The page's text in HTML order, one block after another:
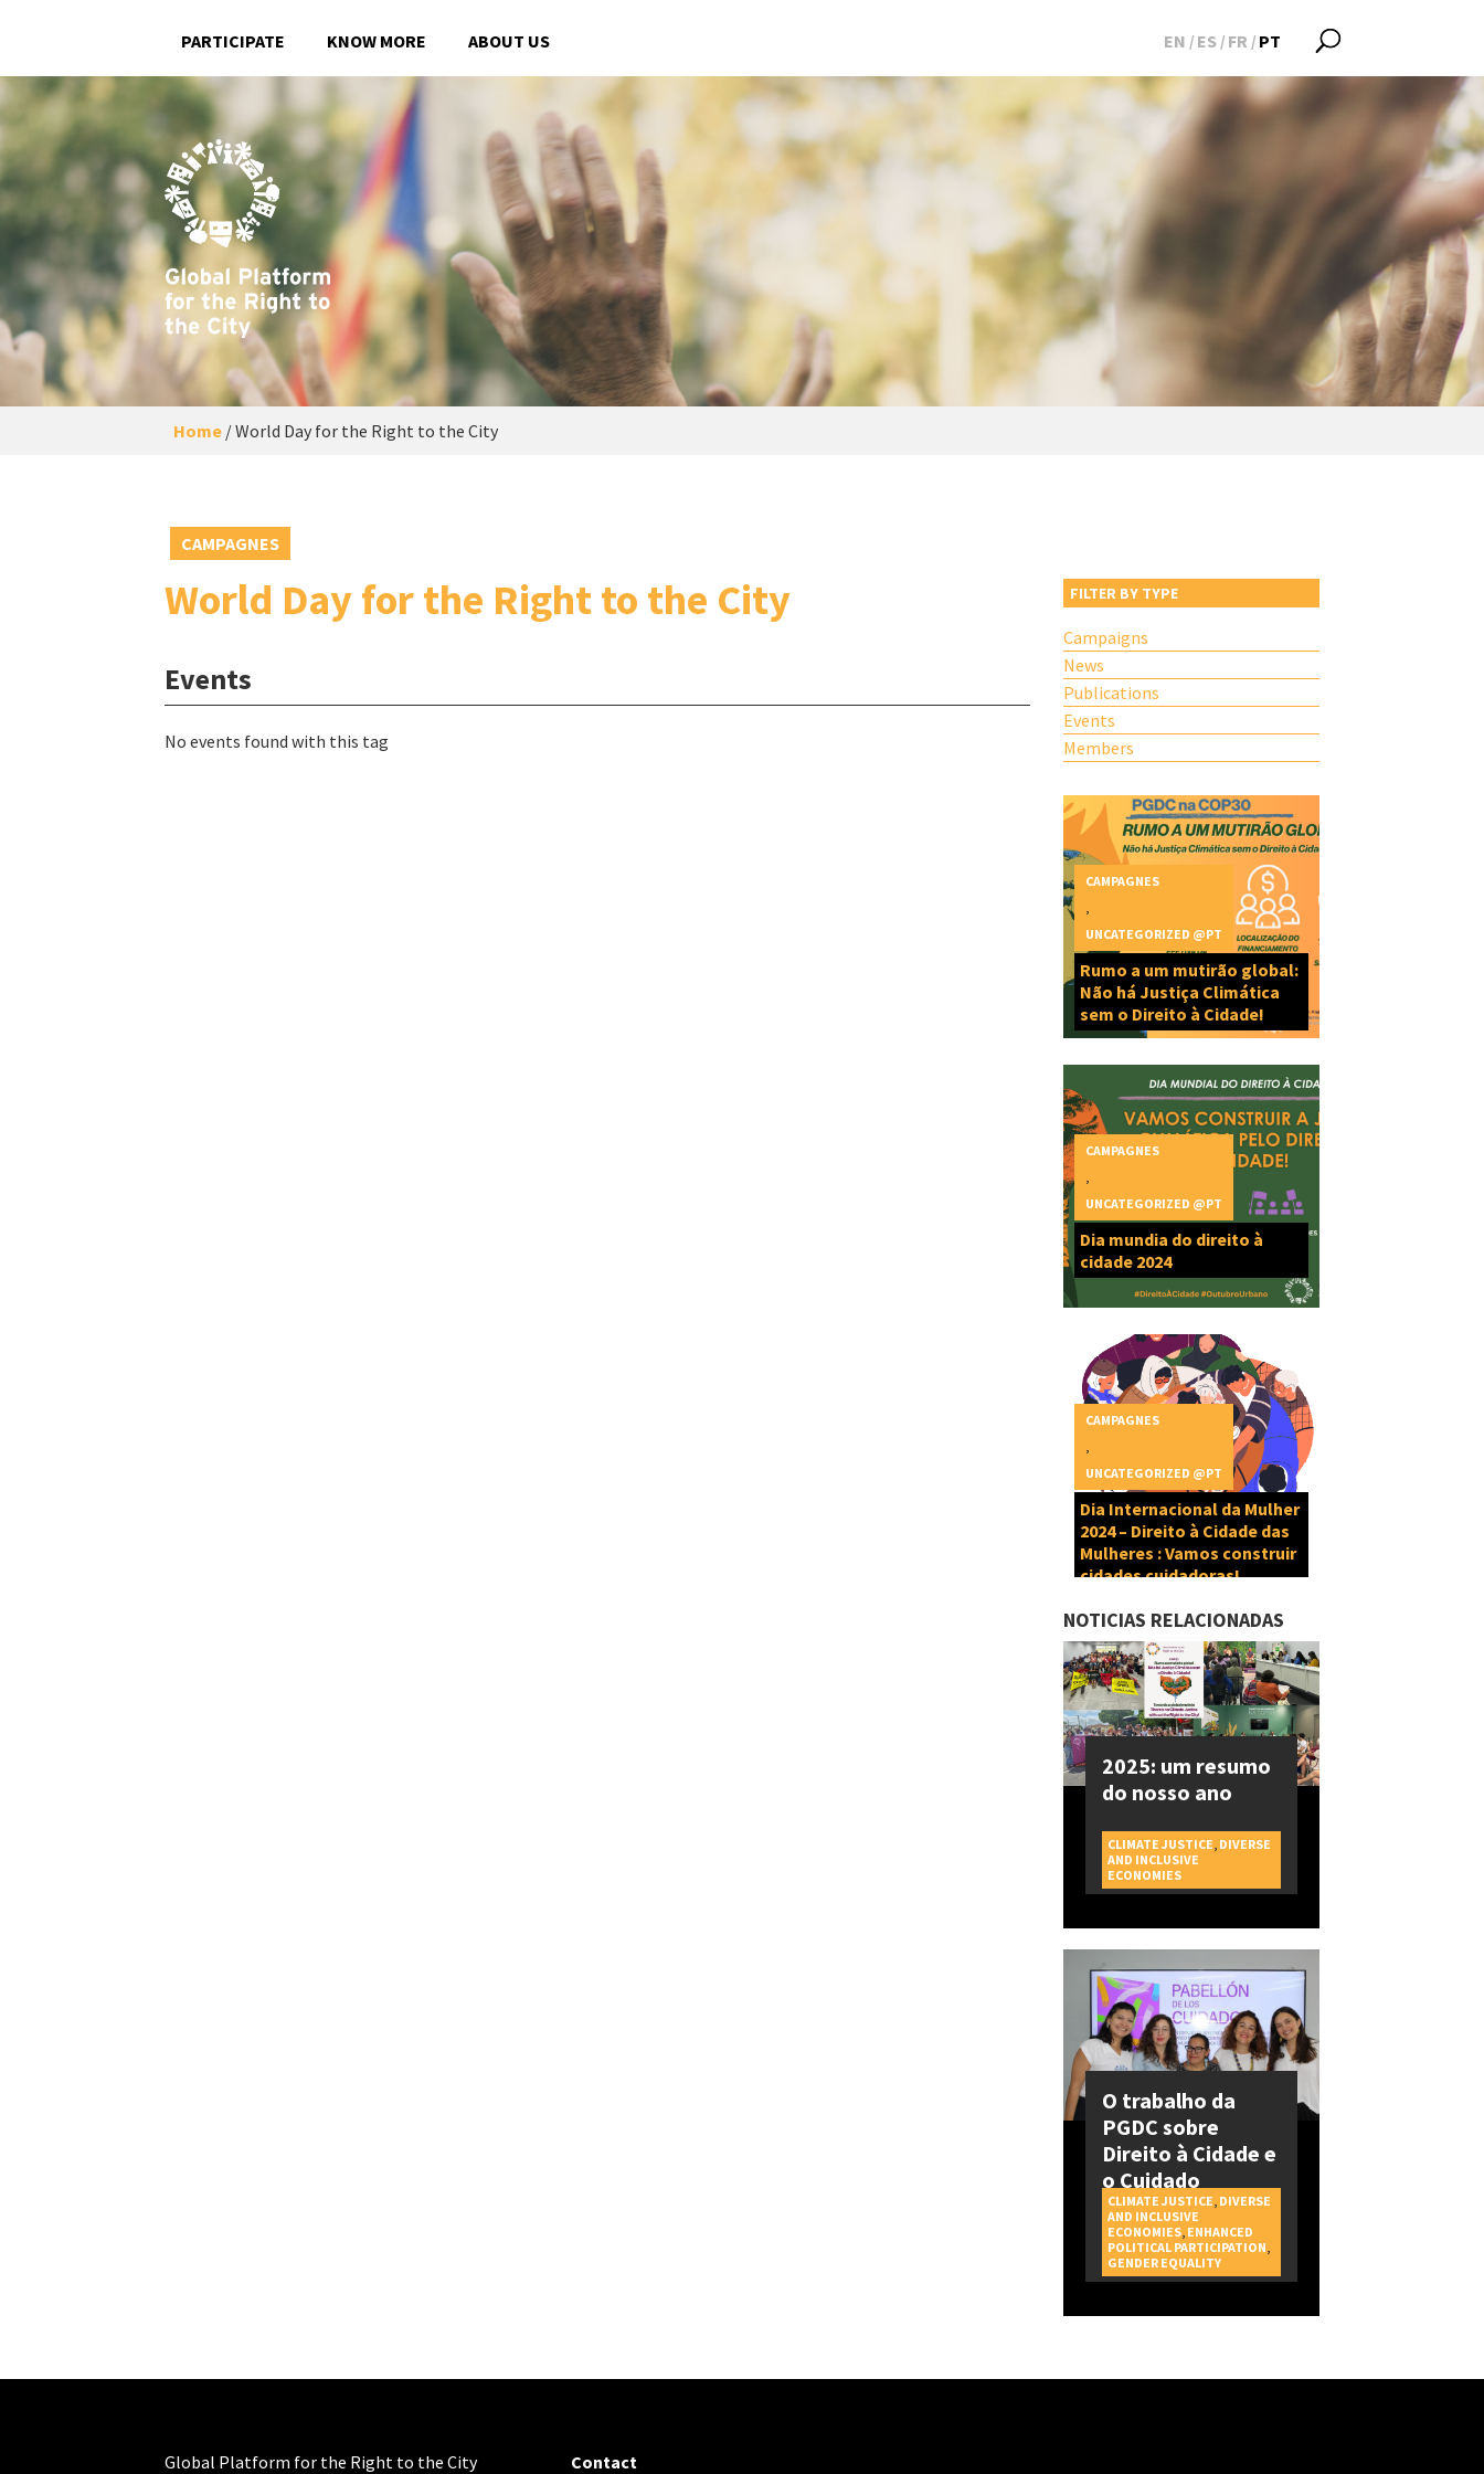
PARTICIPATE KNOW MORE ABOUT US EN ES FR PT
Home /World Day for the Right to the City
CAMPAGNES
World Day for the Right to the City
Events
No events found with this tag
FILTER BY TYPE
Campaigns
News
Publications
Events
Members
Rumo a um mutirão global:
Não há Justiça Climática
sem o Direito à Cidade!
CAMPAGNES
UNCATEGORIZED @PT
Dia mundia do direito à
cidade 2024
CAMPAGNES
UNCATEGORIZED @PT
Dia Internacional da Mulher
2024 – Direito à Cidade das
Mulheres : Vamos construir
cidades cuidadoras!
CAMPAGNES
UNCATEGORIZED @PT
NOTICIAS RELACIONADAS
2025: um resumo
do nosso ano
CAMPAGNES
CLIMATE JUSTICE, DIVERSE
AND INCLUSIVE
ECONOMIES
O trabalho da
PGDC sobre
Direito à Cidade e
o Cuidado
CAMPAGNES
CLIMATE JUSTICE, DIVERSE
AND INCLUSIVE
ECONOMIES, ENHANCED
POLITICAL PARTICIPATION,
GENDER EQUALITY
Global Platform for the Right to the City Contact